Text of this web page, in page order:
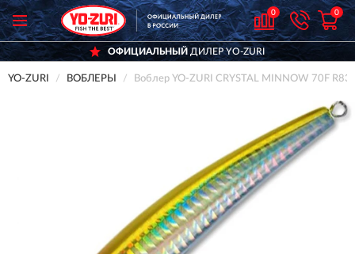
0 0
ОФИЦИАЛЬНЫЙДИЛЕР YO-ZURI
YO-ZURI ВОБЛЕРЫ Воблер YO-ZURI CRYSTAL MINNOW 70F